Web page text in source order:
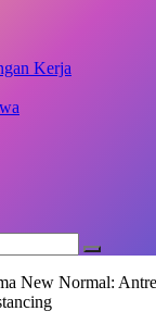
Kerja
Search
for
New Normal: